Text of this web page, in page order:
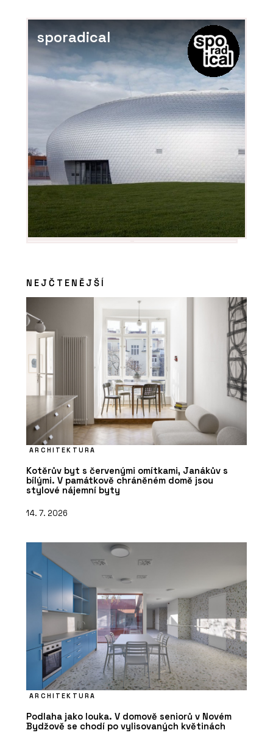
sporadical
NEJČTENĚJŠÍ
ARCHITEKTURA
Kotěrův byt s červenými omítkami, Janákův s
bílými. V památkově chráněném domě jsou
stylové nájemní byty
14. 7. 2026
ARCHITEKTURA
Podlaha jako louka. V domově seniorů v Novém
Bydžově se chodí po vylisovaných květinách